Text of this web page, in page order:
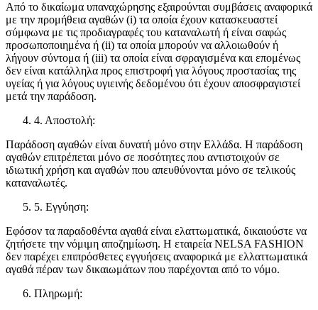
Από το δικαίωμα υπαναχώρησης εξαιρούνται συμβάσεις αναφορικά
με την προμήθεια αγαθών (i) τα οποία έχουν κατασκευαστεί
σύμφωνα με τις προδιαγραφές του καταναλωτή ή είναι σαφώς
προσωποποιημένα ή (ii) τα οποία μπορούν να αλλοιωθούν ή
λήγουν σύντομα ή (iii) τα οποία είναι σφραγισμένα και επομένως
δεν είναι κατάλληλα προς επιστροφή για λόγους προστασίας της
υγείας ή για λόγους υγιεινής δεδομένου ότι έχουν αποσφραγιστεί
μετά την παράδοση.
4. Αποστολή:
Παράδοση αγαθών είναι δυνατή μόνο στην Ελλάδα. Η παράδοση
αγαθών επιτρέπεται μόνο σε ποσότητες που αντιστοιχούν σε
ιδιωτική χρήση και αγαθών που απευθύνονται μόνο σε τελικούς
καταναλωτές.
5. Εγγύηση:
Εφόσον τα παραδοθέντα αγαθά είναι ελαττωματικά, δικαιούστε να
ζητήσετε την νόμιμη αποζημίωση. Η εταιρεία NELSA FASHION
δεν παρέχει επιπρόσθετες εγγυήσεις αναφορικά με ελλαττωματικά
αγαθά πέραν των δικαιωμάτων που παρέχονται από το νόμο.
Πληρωμή: